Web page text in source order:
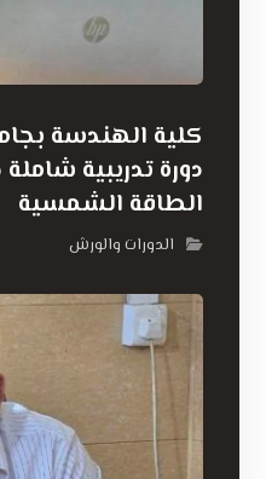
كلية الهندسة
دورة تدريبية
الطاقة الشمسية
الدورات والورش